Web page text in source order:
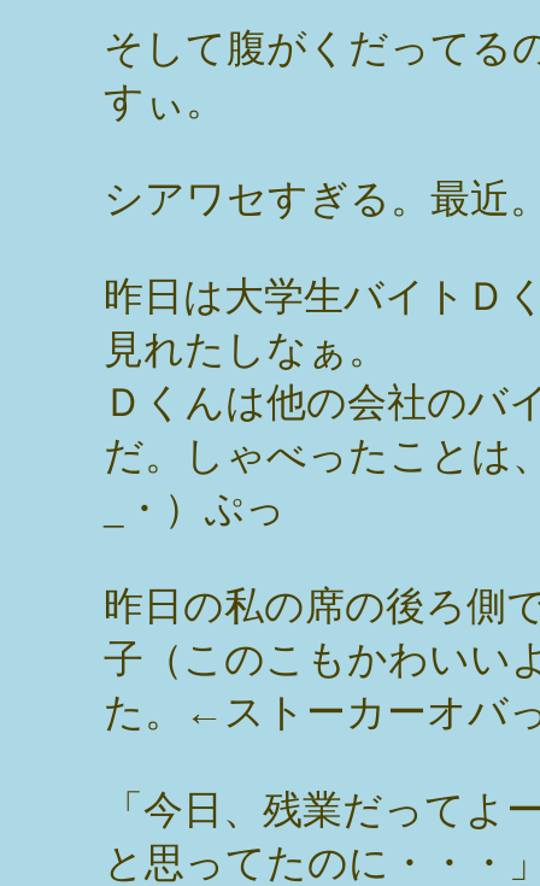
そして腹がくだってる
すぃ。
シアワセすぎる。最近
昨日は大学生バイトＤ
見れたしなぁ。
Ｄくんは他の会社のバ
だ。しゃべったことは
_・）ぷっ
昨日の私の席の後ろ側
子（このこもかわいい
た。←ストーカーオバ
「今日、残業だってよ
と思ってたのに・・・